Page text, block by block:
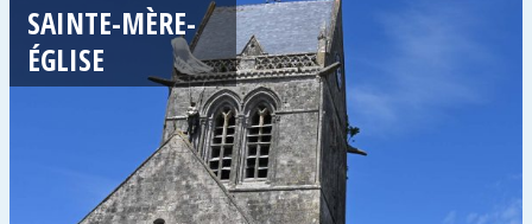
SAINTE-MÈRE-
ÉGLISE